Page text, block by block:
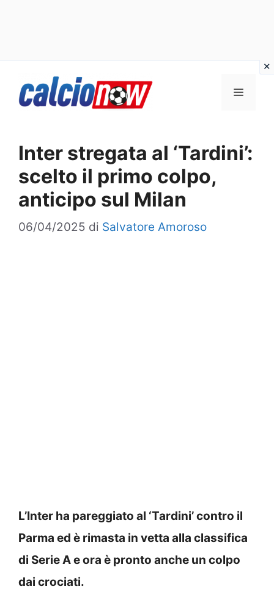
Menu
Inter stregata al ‘Tardini’:
scelto il primo colpo,
anticipo sul Milan
06/04/2025 di Salvatore Amoroso
L’Inter ha pareggiato al ‘Tardini’ contro il
Parma ed è rimasta in vetta alla classifica
di Serie A e ora è pronto anche un colpo
dai crociati.